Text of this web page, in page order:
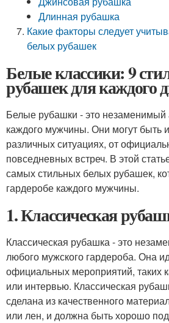
Длинная рубашка
Какие факторы следует
белых рубашек
Белые классики: 9
рубашек для каждого
Белые рубашки - это незаменимый
каждого мужчины. Они могут быть
различных ситуациях, от
повседневных встреч. В этой
самых стильных белых рубашек,
гардеробе каждого мужчины.
1. Классическая
Классическая рубашка - это
любого мужского гардероба. Она
официальных мероприятий, таких
или интервью. Классическая
сделана из качественного
или лен, и должна быть хорошо